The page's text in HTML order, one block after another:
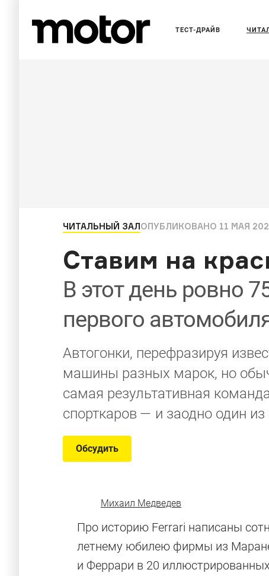
ТЕСТ-ДРАЙВ
ЧИТАЛЬНЫЙ ЗАЛОПУБЛИКОВАНО 11 МАЯ
Ставим на
В этот день ровно
первого
Автогонки, перефразируя
машины разных марок, но
самая результативная
спорткаров — и заодно один
Обсудить
Михаил Медведев
Про историю Ferrari написаны
летнему юбилею фирмы из
и Феррари в 20